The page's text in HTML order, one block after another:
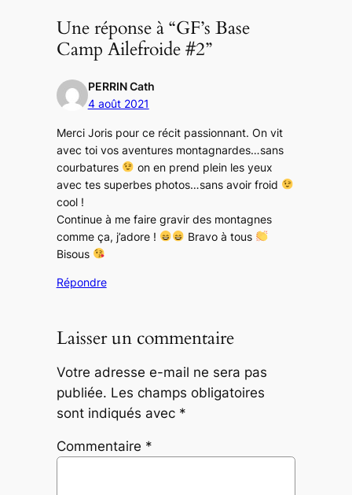
Une réponse à “GF’s Base
Camp Ailefroide #2”
PERRIN Cath
4 août 2021
Merci Joris pour ce récit passionnant. On vit
avec toi vos aventures montagnardes…sans
courbatures
on en prend plein les yeux
avec tes superbes photos…sans avoir froid
cool !
Continue à me faire gravir des montagnes
comme ça, j’adore !
Bravo à tous
Bisous
Répondre
Laisser un commentaire
Votre adresse e-mail ne sera pas
publiée. Les champs obligatoires
sont indiqués avec *
Commentaire *